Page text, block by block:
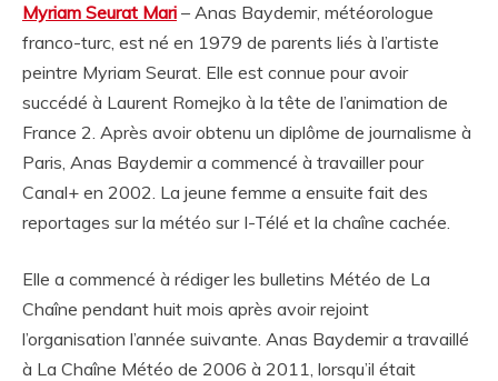
Myriam Seurat Mari – Anas Baydemir, météorologue
franco-turc, est né en 1979 de parents liés à l’artiste
peintre Myriam Seurat. Elle est connue pour avoir
succédé à Laurent Romejko à la tête de l’animation de
France 2. Après avoir obtenu un diplôme de journalisme à
Paris, Anas Baydemir a commencé à travailler pour
Canal+ en 2002. La jeune femme a ensuite fait des
reportages sur la météo sur I-Télé et la chaîne cachée.
Elle a commencé à rédiger les bulletins Météo de La
Chaîne pendant huit mois après avoir rejoint
l’organisation l’année suivante. Anas Baydemir a travaillé
à La Chaîne Météo de 2006 à 2011, lorsqu’il était